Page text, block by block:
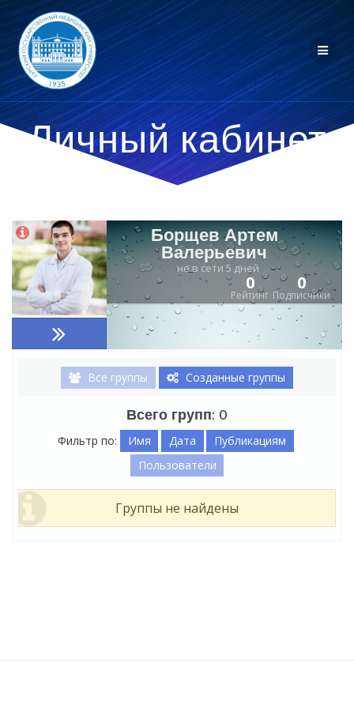
Личный кабинет
Борщев Артем
Валерьевич
не в сети 5 дней
Рейтинг
0
Подписчики
0
Все группы Созданные группы
Всего групп: 0
Фильтр по: Имя Дата
Публикациям
Пользователи
Группы не найдены